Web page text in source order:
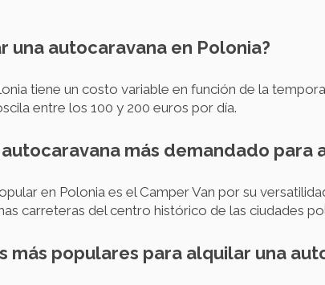
una autocaravana en Polonia?
tiene un costo variable en función de la
entre los 100 y 200 euros por día.
más demandado para
en Polonia es el Camper Van por su
carreteras del centro histórico de las ciudades
más populares para alquilar una